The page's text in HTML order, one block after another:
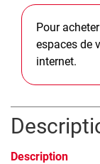
Pour
espaces de
internet.
Description